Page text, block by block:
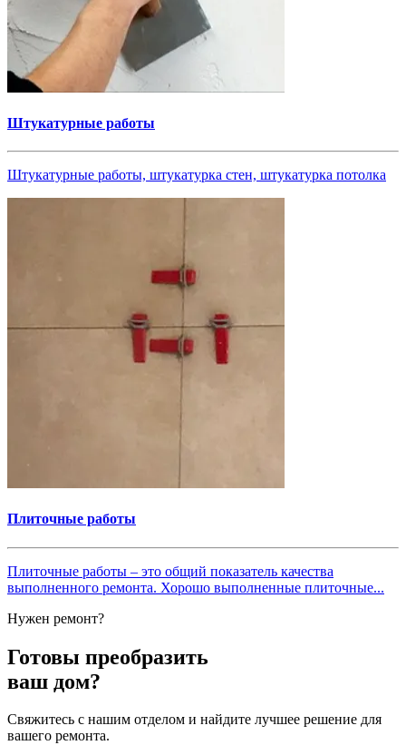
Штукатурные работы
Штукатурные работы, штукатурка стен, штукатурка потолка
Плиточные работы
Плиточные работы – это общий показатель качества
выполненного ремонта. Хорошо выполненные плиточные...
Нужен ремонт?
Готовы преобразить
ваш дом?
Свяжитесь с нашим отделом и найдите лучшее решение для
вашего ремонта.